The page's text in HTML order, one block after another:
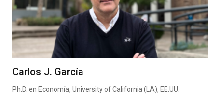
Carlos J. García
Ph.D. en Economía, University of California (LA), EE.UU.